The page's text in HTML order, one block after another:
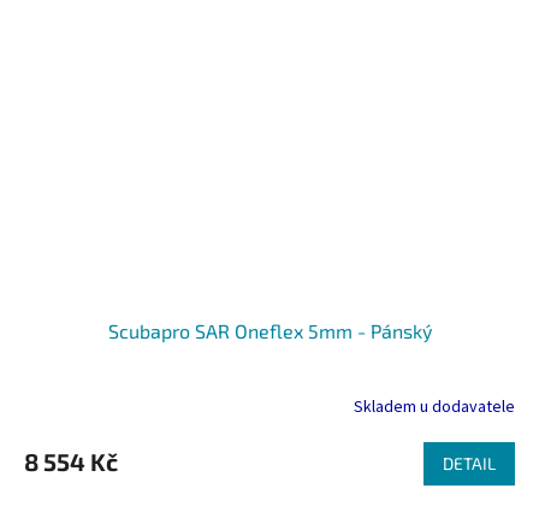
Scubapro SAR Oneflex 5mm - Pánský
Skladem u dodavatele
8 554 Kč DETAIL